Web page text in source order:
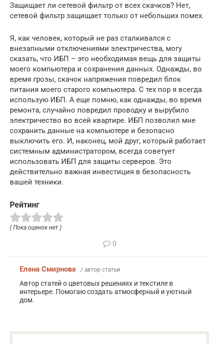
Защищает ли сетевой фильтр от всех скачков? Нет,
сетевой фильтр защищает только от небольших помех.
Я, как человек, который не раз сталкивался с
внезапными отключениями электричества, могу
сказать, что ИБП – это необходимая вещь для защиты
моего компьютера и сохранения данных. Однажды, во
время грозы, скачок напряжения повредил блок
питания моего старого компьютера. С тех пор я всегда
использую ИБП. А еще помню, как однажды, во время
ремонта, случайно повредил проводку и вырубило
электричество во всей квартире. ИБП позволил мне
сохранить данные на компьютере и безопасно
выключить его. И, наконец, мой друг, который работает
системным администратором, всегда советует
использовать ИБП для защиты серверов. Это
действительно важная инвестиция в безопасность
вашей техники.
Рейтинг
( Пока оценок нет )
0
Елена Смирнова / автор статьи
Автор статей о цветовых решениях и текстиле в
интерьере. Помогаю создать атмосферный и уютный
дом.